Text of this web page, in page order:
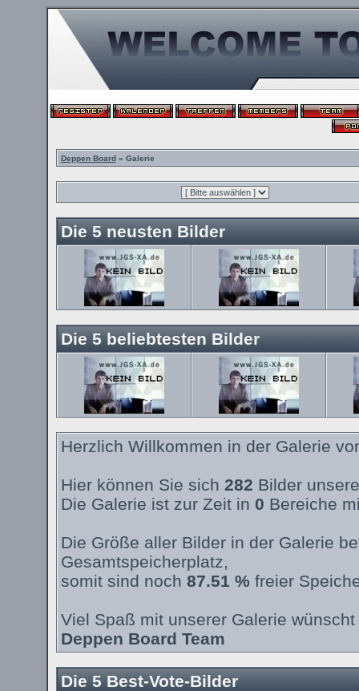
Deppen Board» Galerie
Die 5 neusten Bilder
Die 5 beliebtesten Bilder
Herzlich Willkommen in der Galerie
Hier können Sie sich 282 Bilder
Die Galerie ist zur Zeit in 0 Bereiche
Die Größe aller Bilder in der Galerie
Gesamtspeicherplatz,
somit sind noch 87.51 % freier
Viel Spaß mit unserer Galerie
Deppen Board Team
Die 5 Best-Vote-Bilder